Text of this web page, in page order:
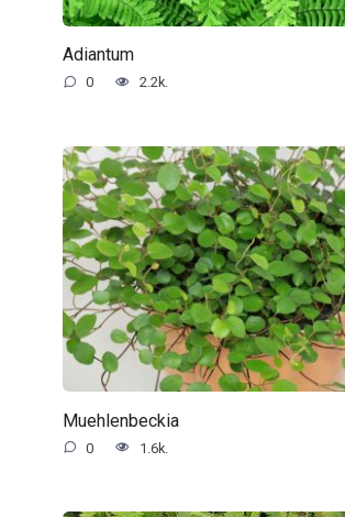
Adiantum
0 2.2k.
Muehlenbeckia
0 1.6k.